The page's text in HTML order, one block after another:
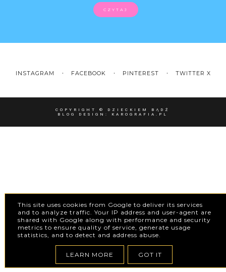
CZYTAJ
INSTAGRAM FACEBOOK PINTEREST TWITTER X
COPYRIGHT © DZIECKIEM BĄDŹ
BLOG DESIGN: KAROGRAFIA.PL
This site uses cookies from Google to deliver its services
and to analyze traffic. Your IP address and user-agent are
shared with Google along with performance and security
metrics to ensure quality of service, generate usage
statistics, and to detect and address abuse.
LEARN MORE GOT IT